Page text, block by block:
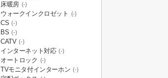
床暖房 (-)
ウォークインクロゼット (-)
CS (-)
BS (-)
CATV (-)
インターネット対応 (-)
オートロック (-)
TVモニタ付インターホン (-)